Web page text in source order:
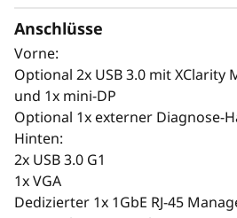
u
n
g
Lenovo ThinkSystem
XClarity One ermöglichen
sichere Bereitstellung von
lokalen, gemeinsam
Infrastrukturen. XClarity
Skalierbarkeit, Sicherheit
während XClarity
Fernverwaltung der
KI-gestützte prädiktive
Anschlüsse
Vorne:
Optional 2x USB 3.0 mit
und 1x mini-DP
Optional 1x externer Diagnose-
Hinten:
2x USB 3.0 G1
1x VGA
Dedizierter 1x 1GbE RJ-45